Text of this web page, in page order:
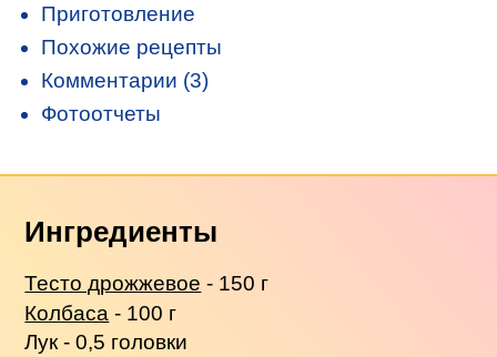
Приготовление
Похожие рецепты
Комментарии (3)
Фотоотчеты
Ингредиенты
Тесто дрожжевое - 150 г
Колбаса - 100 г
Лук - 0,5 головки